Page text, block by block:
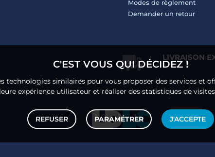
C'EST VOUS QUI DÉCIDEZ !
technologies similaires pour vous proposer des services et
expérience utilisateur et réaliser des statistiques de
REFUSER PARAMÉTRER J'ACCEPTE
Modes de règlement
Demander un retour
LIVRAISON